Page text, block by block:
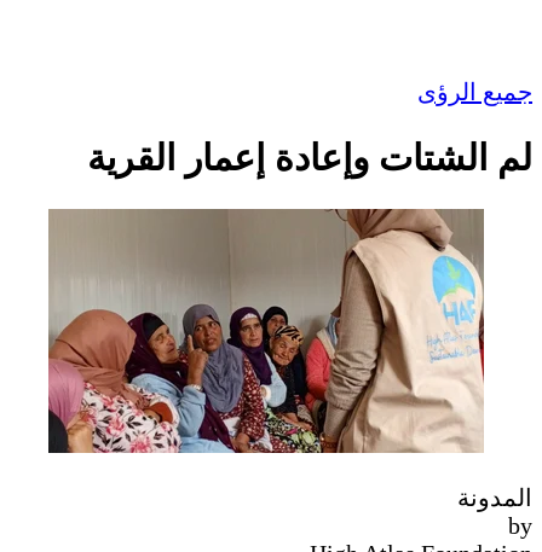
جميع الرؤى
لم الشتات وإعادة إعمار القرية
المدونة
by